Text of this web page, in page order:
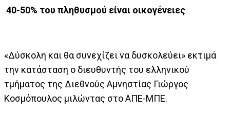
40-50% του πληθυσμού είναι οικογένειες
«Δύσκολη και θα συνεχίζει να δυσκολεύει» εκτιμά
την κατάσταση ο διευθυντής του ελληνικού
τμήματος της Διεθνούς Αμνηστίας Γιώργος
Κοσμόπουλος μιλώντας στο ΑΠΕ-ΜΠΕ.